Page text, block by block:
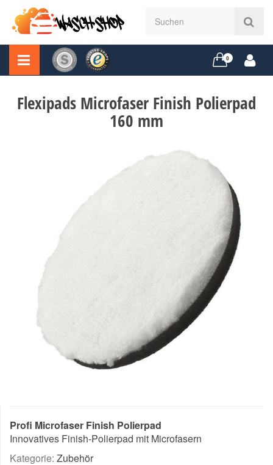
0
Flexipads Microfaser Finish Polierpad
160 mm
Profi Microfaser Finish Polierpad
Innovatives Finish-Polierpad mit Microfasern
Kategorie: Zubehör